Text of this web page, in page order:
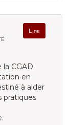
Lire
CGAD
en
à aider
pratiques